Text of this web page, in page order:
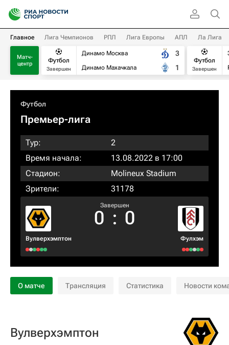
Главное Лига Чемпионов РПЛ Лига Европы АПЛ Ла Лига
Матч-
центр
Футбол
Завершен
Динамо Москва
Динамо Махачкала
3
1
Футбол
Завершен
Футбол
Премьер-лига
Тур:
2
Время начала:
13.08.2022 в 17:00
Стадион:
Molineux Stadium
Зрители:
31178
Вулверхэмптон
Завершен
0 : 0
Фулхэм
О матче Трансляция Статистика Новости
Вулверхэмптон